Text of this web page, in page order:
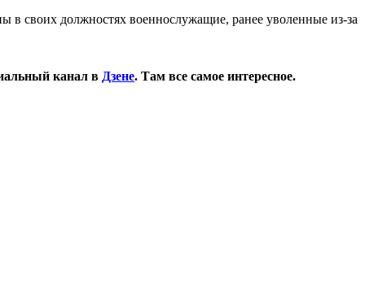
в своих должностях военнослужащие, ранее уволенные из-за
канал в Дзене. Там все самое интересное.